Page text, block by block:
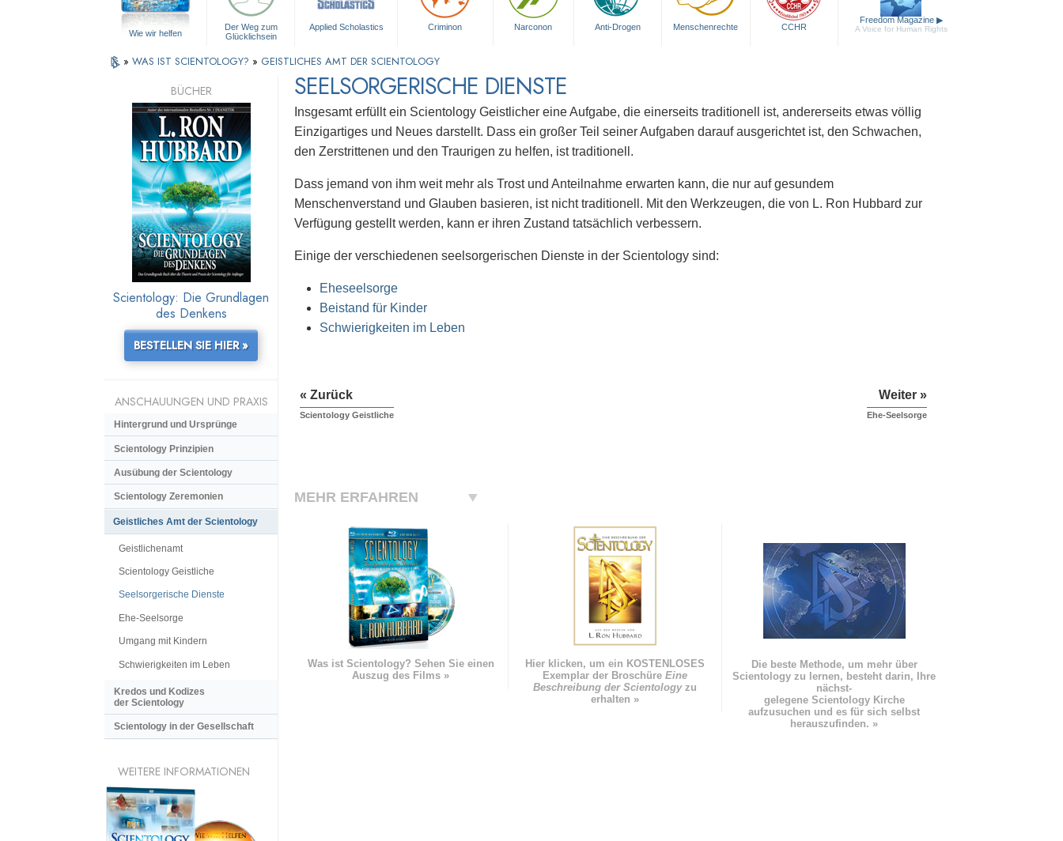
Wie wir helfen
Der Weg zum
Glücklichsein
Applied Scholastics Criminon Narconon Anti-Drogen Menschenrechte CCHR
Freedom Magazine ▶
A Voice for Human Rights
» WAS IST SCIENTOLOGY? » GEISTLICHES AMT DER SCIENTOLOGY
SEELSORGERISCHE DIENSTE
Insgesamt erfüllt ein Scientology Geistlicher eine Aufgabe, die einerseits traditionell ist, andererseits etwas völlig
Einzigartiges und Neues darstellt. Dass ein großer Teil seiner Aufgaben darauf ausgerichtet ist, den Schwachen,
den Zerstrittenen und den Traurigen zu helfen, ist traditionell.
Dass jemand von ihm weit mehr als Trost und Anteilnahme erwarten kann, die nur auf gesundem
Menschenverstand und Glauben basieren, ist nicht traditionell. Mit den Werkzeugen, die von L. Ron Hubbard zur
Verfügung gestellt werden, kann er ihren Zustand tatsächlich verbessern.
Einige der verschiedenen seelsorgerischen Dienste in der Scientology sind:
Eheseelsorge
Beistand für Kinder
Schwierigkeiten im Leben
« Zurück
Scientology Geistliche
Weiter »
Ehe-Seelsorge
MEHR ERFAHREN
Was ist Scientology? Sehen Sie einen
Auszug des Films »
Hier klicken, um ein KOSTENLOSES
Exemplar der Broschüre Eine
Beschreibung der Scientologyzu
erhalten »
Die beste Methode, um mehr über
Scientology zu lernen, besteht darin, Ihre
nächst-
gelegene Scientology Kirche
aufzusuchen und es für sich selbst
herauszufinden. »
BÜCHER
Scientology: Die Grundlagen
des Denkens
BESTELLEN SIE HIER »
ANSCHAUUNGEN UND PRAXIS
Hintergrund und Ursprünge
Scientology Prinzipien
Ausübung der Scientology
Scientology Zeremonien
Geistliches Amt der Scientology
Geistlichenamt
Scientology Geistliche
Seelsorgerische Dienste
Ehe-Seelsorge
Umgang mit Kindern
Schwierigkeiten im Leben
Kredos und Kodizes
der Scientology
Scientology in der Gesellschaft
WEITERE INFORMATIONEN